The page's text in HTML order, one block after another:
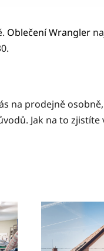
Oblečení Wrangler
na prodejně
Jak na to zjistíte